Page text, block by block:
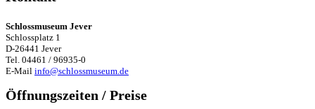
Schlossmuseum Jever
Schlossplatz 1
D-26441 Jever
Tel. 04461 / 96935-0
E-Mail info@schlossmuseum.de
Öffnungszeiten / Preise